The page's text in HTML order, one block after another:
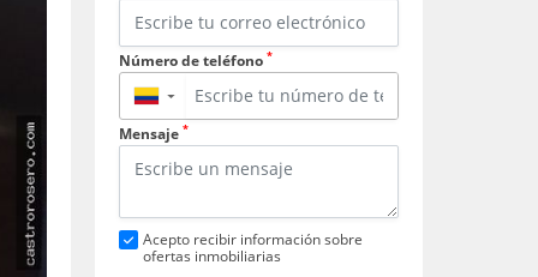
Número de teléfono *
▼
Mensaje *
Acepto recibir información sobre
ofertas inmobiliarias